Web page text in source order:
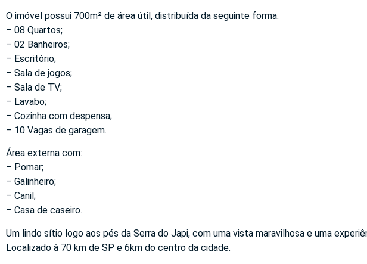
O imóvel possui 700m² de área útil, distribuída da seguinte forma:
– 08 Quartos;
– 02 Banheiros;
– Escritório;
– Sala de jogos;
– Sala de TV;
– Lavabo;
– Cozinha com despensa;
– 10 Vagas de garagem.
Área externa com:
– Pomar;
– Galinheiro;
– Canil;
– Casa de caseiro.
Um lindo sítio logo aos pés da Serra do Japi, com uma vista maravilhosa e uma
Localizado à 70 km de SP e 6km do centro da cidade.